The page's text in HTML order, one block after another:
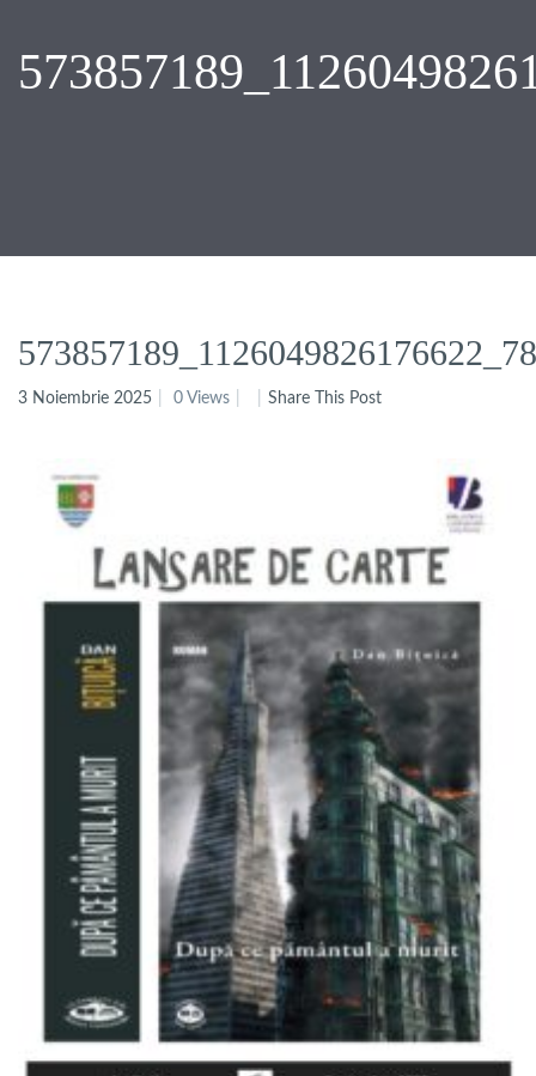
3 Noiembrie 2025 0 Views Share This Post